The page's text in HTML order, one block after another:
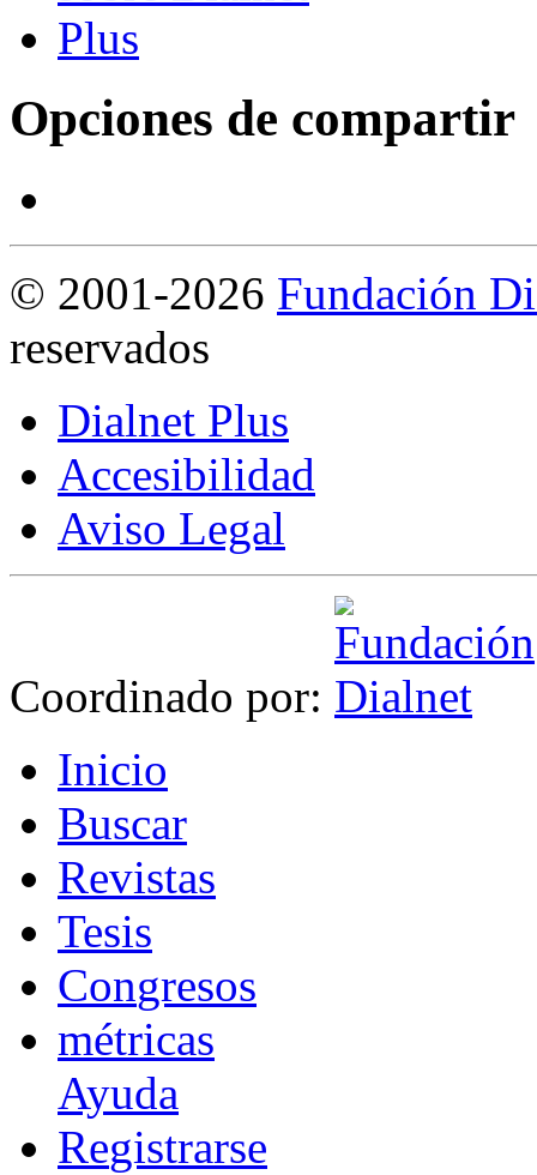
Opciones de compartir
© 2001-2026 Fundación
reservados
Dialnet Plus
Accesibilidad
Aviso Legal
Coordinado por:
Inicio
Buscar
Revistas
Tesis
Congresos
métricas
Ayuda
Registrarse